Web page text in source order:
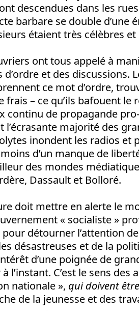
descendues dans les
barbare se double d’une
étaient très célèbres et
ont tous appelé à
et des discussions.
ce mot d’ordre,
frais – ce qu’ils bafouent le
continu de propagande
majorité des
inondent les radios et
d’un manque de
des mondes
Dassault et Bolloré.
doit mettre en alerte le
« socialiste »
détourner l’attention
désastreuses et de la
d’une poignée de
C’est le sens des
nationale », qui doivent
de la jeunesse et des